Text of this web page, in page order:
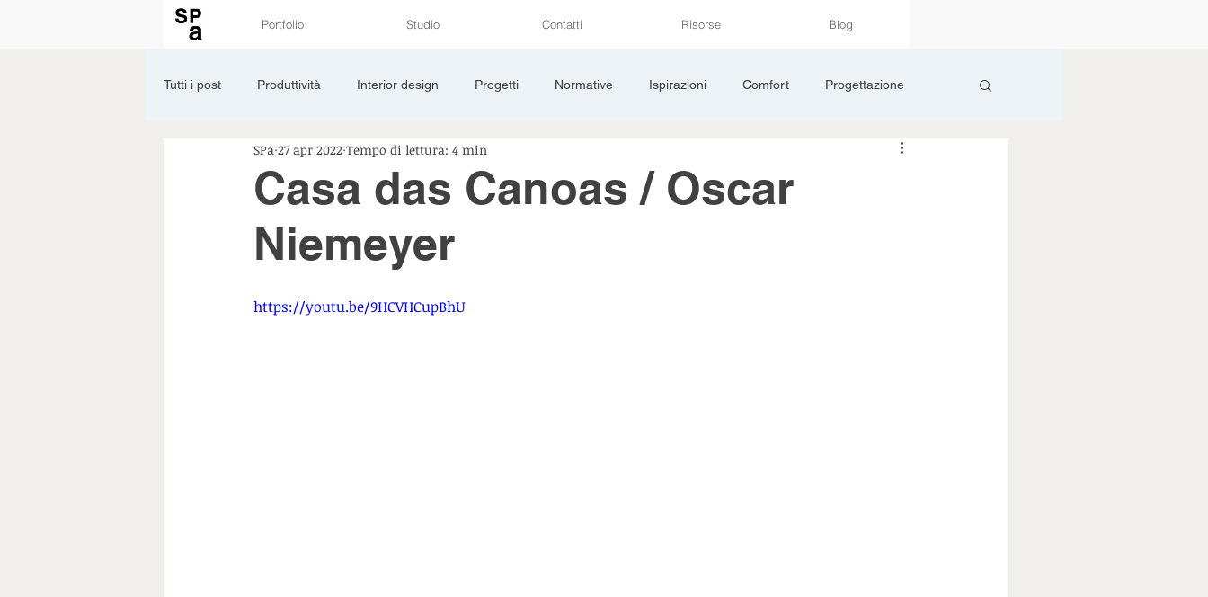
Portfolio Studio Contatti Risorse Blog
Tutti i post Produttività Interior design Progetti Normative Ispirazioni Comfort Progettazione
Landscape Materiali Sicurezza
Casa das Canoas / Oscar
Niemeyer
SPa 27 apr 2022 Tempo di lettura: 4 min
https://youtu.be/9HCVHCupBhU